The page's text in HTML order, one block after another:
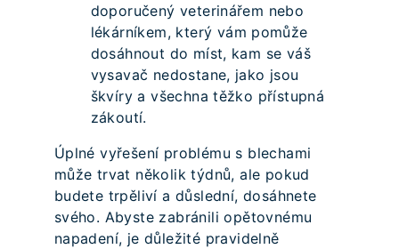
doporučený veterinářem nebo
lékárníkem, který vám pomůže
dosáhnout do míst, kam se váš
vysavač nedostane, jako jsou
škvíry a všechna těžko přístupná
zákoutí.
Úplné vyřešení problému s blechami
může trvat několik týdnů, ale pokud
budete trpěliví a důslední, dosáhnete
svého. Abyste zabránili opětovnému
napadení, je důležité pravidelně